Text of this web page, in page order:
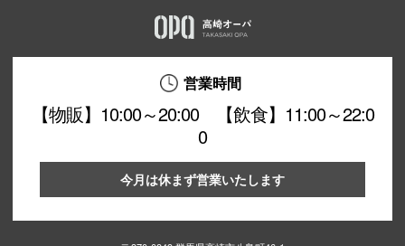
営業時間
【物販】10:00～20:00 【飲食】11:00～22:0
0
今月は休まず営業いたします